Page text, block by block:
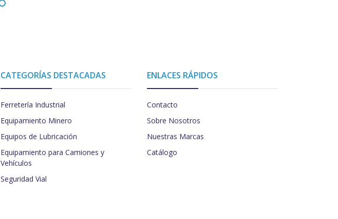
CATEGORÍAS DESTACADAS
Ferretería Industrial
Equipamiento Minero
Equipos de Lubricación
Equipamiento para Camiones y
Vehículos
Seguridad Vial
ENLACES RÁPIDOS
Contacto
Sobre Nosotros
Nuestras Marcas
Catálogo